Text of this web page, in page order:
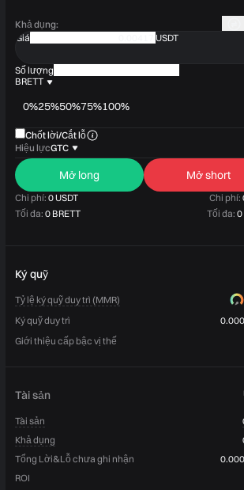
Khả dụng:
Giá
USDT
Số lượng
BRETT
0%25%50%75%100%
Chốt lời/Cắt lỗ
Hiệu lựcGTC
Mở long Mở short
Chi phí: 0 USDT Chi phí:
Tối đa: 0 BRETT Tối đa: 0
Ký quỹ
Tỷ lệ ký quỹ duy trì (MMR)
Ký quỹ duy trì
Giới thiệu cấp bậc vị thế
Tài sản
Tài sản
Khả dụng
Tổng Lời&Lỗ chưa ghi nhận
ROI